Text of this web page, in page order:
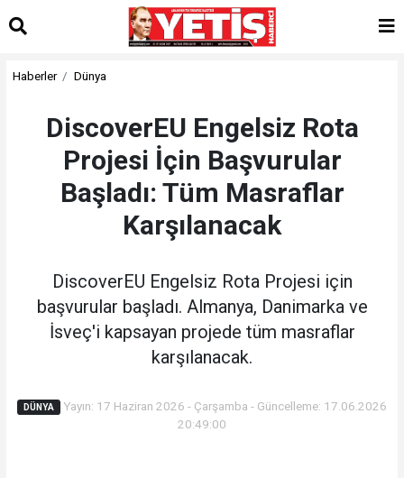
Haberler Dünya
DiscoverEU Engelsiz Rota
Projesi İçin Başvurular
Başladı: Tüm Masraflar
Karşılanacak
DiscoverEU Engelsiz Rota Projesi için
başvurular başladı. Almanya, Danimarka ve
İsveç'i kapsayan projede tüm masraflar
karşılanacak.
DÜNYA Yayın: 17 Haziran 2026 - Çarşamba - Güncelleme: 17.06.2026
20:49:00